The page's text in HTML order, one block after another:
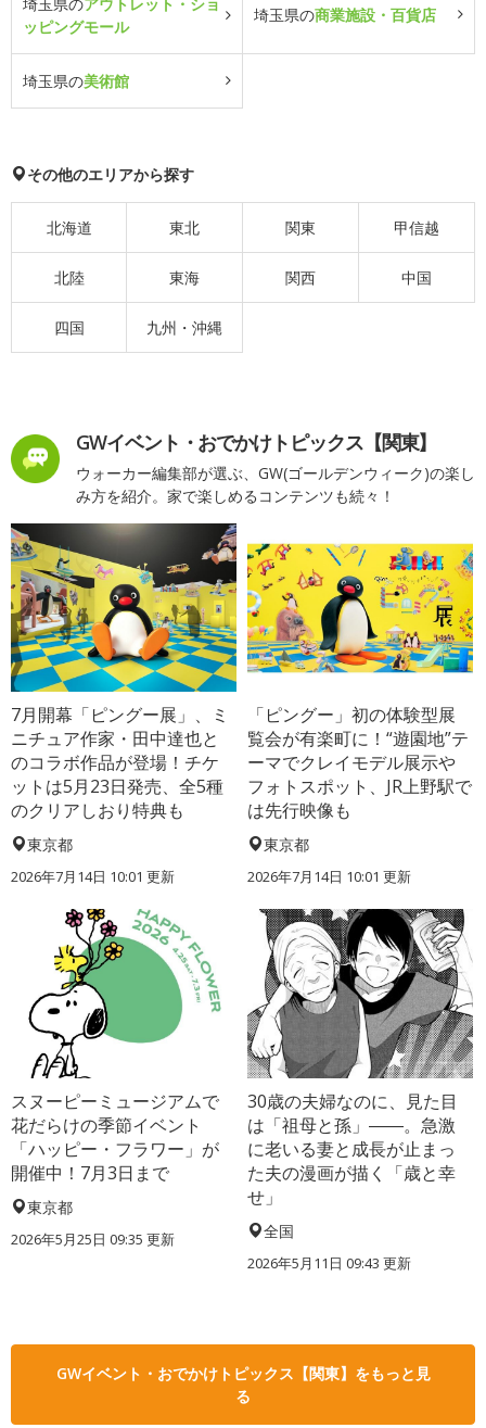
ッピングモール
埼玉県の商業施設・百貨店
埼玉県の美術館
その他のエリアから探す
北海道 東北 関東 甲信越
北陸 東海 関西 中国
四国 九州・沖縄
GWイベント・おでかけトピックス【関東】
ウォーカー編集部が選ぶ、GW(ゴールデンウィーク)の楽し
み方を紹介。家で楽しめるコンテンツも続々！
7月開幕「ピングー展」、ミ
ニチュア作家・田中達也と
のコラボ作品が登場！チケ
ットは5月23日発売、全5種
のクリアしおり特典も
東京都
2026年7月14日 10:01 更新
「ピングー」初の体験型展
覧会が有楽町に！“遊園地”テ
ーマでクレイモデル展示や
フォトスポット、JR上野駅で
は先行映像も
東京都
2026年7月14日 10:01 更新
スヌーピーミュージアムで
花だらけの季節イベント
「ハッピー・フラワー」が
開催中！7月3日まで
東京都
2026年5月25日 09:35 更新
30歳の夫婦なのに、見た目
は「祖母と孫」――。急激
に老いる妻と成長が止まっ
た夫の漫画が描く「歳と幸
せ」
全国
2026年5月11日 09:43 更新
GWイベント・おでかけトピックス【関東】をもっと見
る